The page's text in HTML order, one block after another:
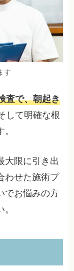
す
査で、朝起き
して明確な根
大限に引き出
わせた施術プ
でお悩みの方